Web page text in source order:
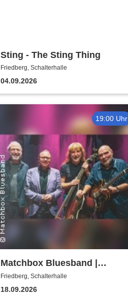
Sting - The Sting Thing
Friedberg, Schalterhalle
04.09.2026
19:00 Uhr
Matchbox Bluesband |
Schalterhalle
Friedberg, Schalterhalle
18.09.2026